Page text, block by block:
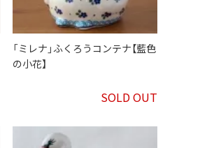
「ミレナ」ふくろうコンテナ【藍色
の小花】
SOLD OUT